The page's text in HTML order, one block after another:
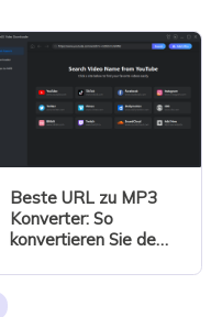
Beste URL zu MP3
Konverter: So
konvertieren Sie den